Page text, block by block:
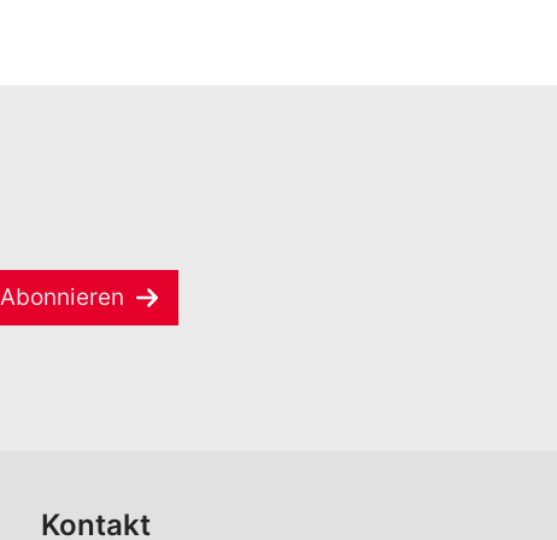
Abonnieren
Kontakt